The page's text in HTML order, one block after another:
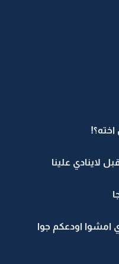
لاينادي علينا
اودعكم جوا